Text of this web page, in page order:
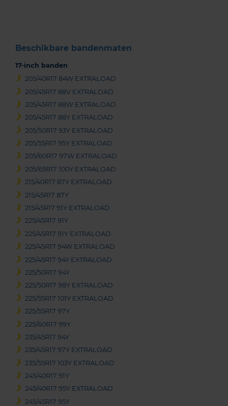
Beschikbare bandenmaten
17-inch banden
205/40R17 84W EXTRALOAD
205/45R17 88V EXTRALOAD
205/45R17 88W EXTRALOAD
205/45R17 88Y EXTRALOAD
205/50R17 93Y EXTRALOAD
205/55R17 95Y EXTRALOAD
205/60R17 97W EXTRALOAD
205/65R17 100Y EXTRALOAD
215/40R17 87Y EXTRALOAD
215/45R17 87Y
215/45R17 91Y EXTRALOAD
225/45R17 91Y
225/45R17 91Y EXTRALOAD
225/45R17 94W EXTRALOAD
225/45R17 94Y EXTRALOAD
225/50R17 94Y
225/50R17 98Y EXTRALOAD
225/55R17 101Y EXTRALOAD
225/55R17 97Y
225/60R17 99Y
235/45R17 94Y
235/45R17 97Y EXTRALOAD
235/55R17 103Y EXTRALOAD
245/40R17 91Y
245/40R17 95Y EXTRALOAD
245/45R17 95Y